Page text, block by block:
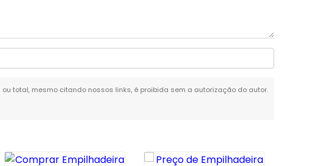
total, mesmo citando nossos links, é proibida sem a autorização do autor.